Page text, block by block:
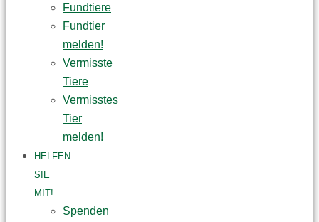
Fundtiere
Fundtier
melden!
Vermisste
Tiere
Vermisstes
Tier
melden!
HELFEN
SIE
MIT!
Spenden